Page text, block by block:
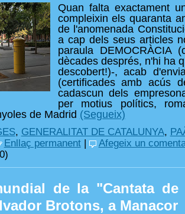
Quan falta exactament
compleixin els quaranta
de l'anomenada
a cap dels seus articles
paraula DEMOCRÀCIA
dècades després, n'hi ha
descobert!)-, acab
(certificades amb acús
cadascun dels
per motius polítics,
de Madrid (Segueix)
, GENERALITAT DE CATALUNYA,
Enllaç permanent|
Afegeix un
de la "Cantata de
Brotons, a Manacor